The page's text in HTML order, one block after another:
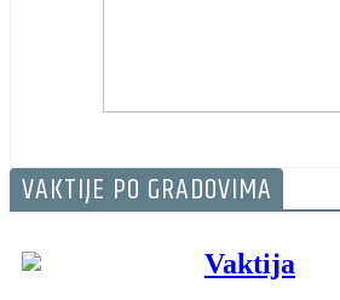
VAKTIJE PO GRADOVIMA
Vaktija